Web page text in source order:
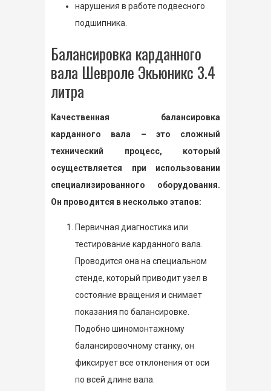
нарушения в работе подвесного
подшипника.
Балансировка карданного
вала Шевроле Экьюникс 3.4
литра
Качественная балансировка
карданного вала – это сложный
технический процесс, который
осуществляется при использовании
специализированного оборудования.
Он проводится в несколько этапов:
Первичная диагностика или
тестирование карданного вала.
Проводится она на специальном
стенде, который приводит узел в
состояние вращения и снимает
показания по балансировке.
Подобно шиномонтажному
балансировочному станку, он
фиксирует все отклонения от оси
по всей длине вала.